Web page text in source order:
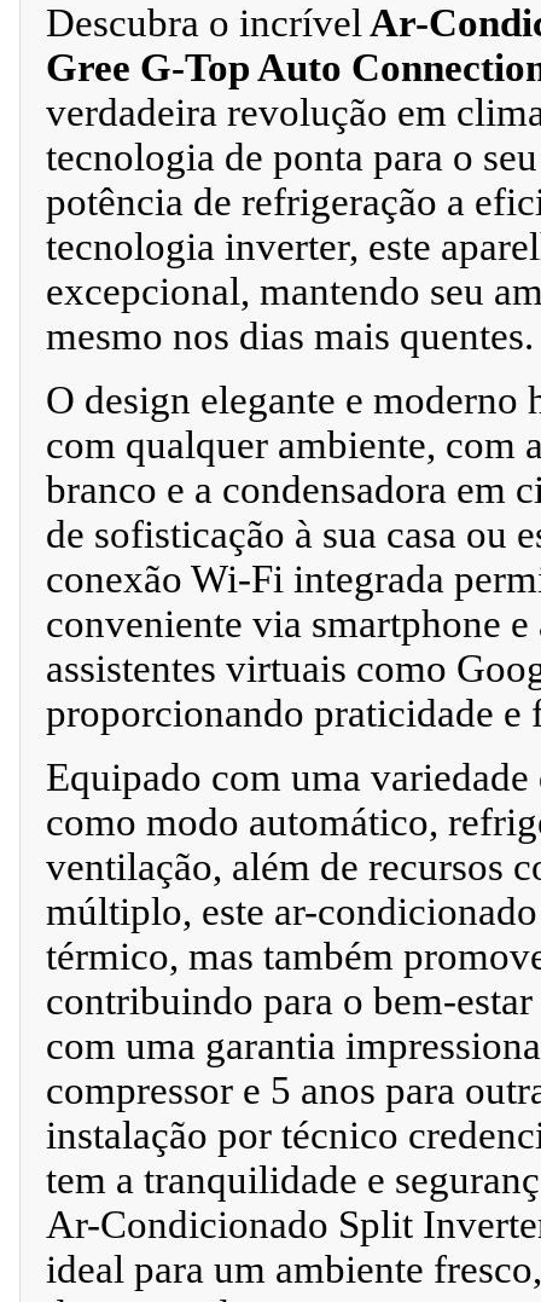
Descubra o incrível Ar-
Gree G-Top Auto
verdadeira revolução em
tecnologia de ponta para o
potência de refrigeração a
tecnologia inverter, este
excepcional, mantendo seu
mesmo nos dias mais quentes.
O design elegante e moderno
com qualquer ambiente, com
branco e a condensadora em
de sofisticação à sua casa ou
conexão Wi-Fi integrada
conveniente via smartphone
assistentes virtuais como
proporcionando praticidade e
Equipado com uma
como modo automático,
ventilação, além de recursos
múltiplo, este ar-
térmico, mas também
contribuindo para o bem-
com uma garantia
compressor e 5 anos para
instalação por técnico
tem a tranquilidade e
Ar-Condicionado Split
ideal para um ambiente